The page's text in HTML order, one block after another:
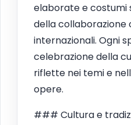
elaborate e
della collaborazione
internazionali. Ogni
celebrazione della
riflette nei temi e
opere.
### Cultura e